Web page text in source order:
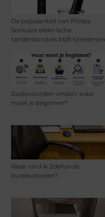
De populariteit van Philips
Sonicare elektrische
tandenborstels blijft toenemen
Zoekwoorden vinden: waar
moet je beginnen?
Waar vind ik 2dehands
bureaustoelen?